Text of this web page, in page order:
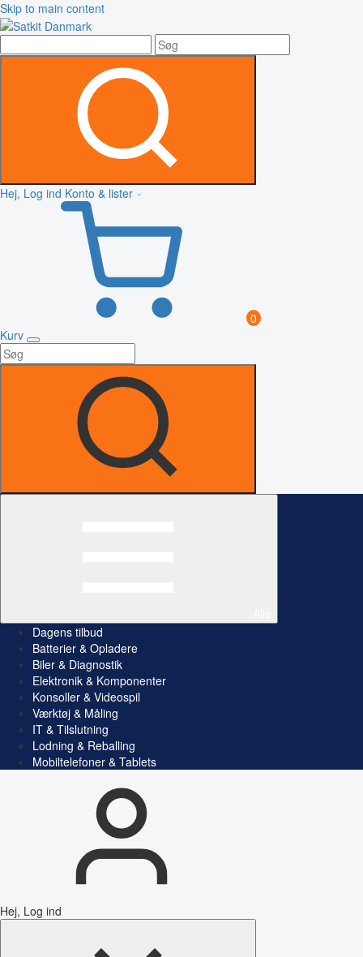
Skip to main content
Hej, Log ind Konto & lister
0
Kurv
Dagens tilbud
Batterier & Opladere
Biler & Diagnostik
Elektronik & Komponenter
Konsoller & Videospil
Værktøj & Måling
IT & Tilslutning
Lodning & Reballing
Mobiltelefoner & Tablets
Hej, Log ind